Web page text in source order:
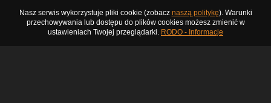
Nasz serwis wykorzystuje pliki cookie (zobacz naszą politykę). Warunki
przechowywania lub dostępu do plików cookies możesz zmienić w
ustawieniach Twojej przeglądarki. RODO - Informacje